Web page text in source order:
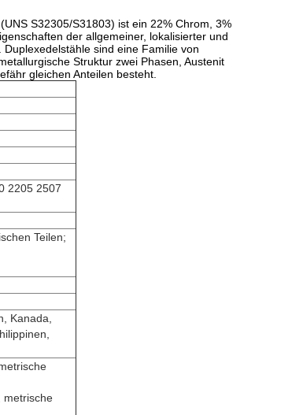
S32305/S31803) ist ein 22% Chrom, 3%
der allgemeiner, lokalisierter und
sind eine Familie von
Struktur zwei Phasen, Austenit
gleichen Anteilen besteht.
2205 2507
Teilen;
Kanada,
metrische